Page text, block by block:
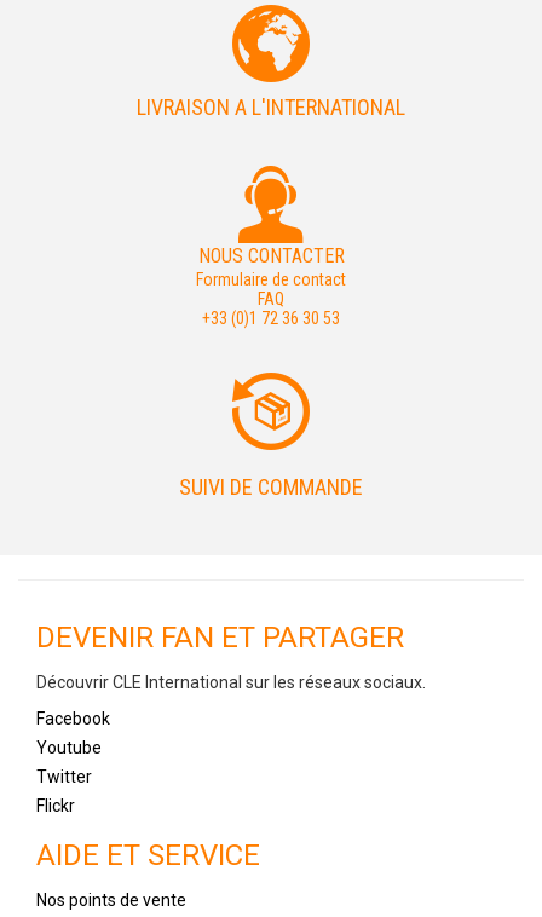
LIVRAISON A L'INTERNATIONAL
NOUS CONTACTER
Formulaire de contact
FAQ
+33 (0)1 72 36 30 53
SUIVI DE COMMANDE
DEVENIR FAN ET PARTAGER
Découvrir CLE International sur les réseaux sociaux.
Facebook
Youtube
Twitter
Flickr
AIDE ET SERVICE
Nos points de vente